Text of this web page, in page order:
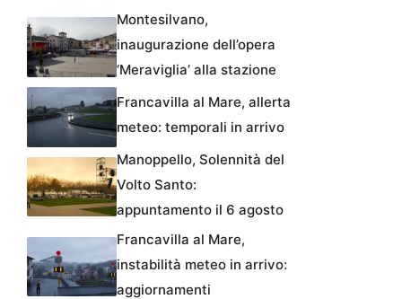
Montesilvano,
inaugurazione dell’opera
‘Meraviglia’ alla stazione
Francavilla al Mare, allerta
meteo: temporali in arrivo
Manoppello, Solennità del
Volto Santo:
appuntamento il 6 agosto
Francavilla al Mare,
instabilità meteo in arrivo:
aggiornamenti